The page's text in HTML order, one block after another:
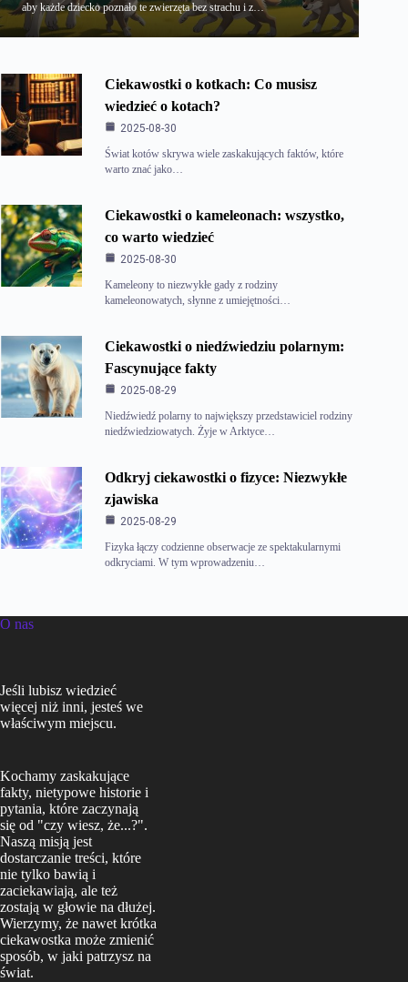
aby każde dziecko poznało te zwierzęta bez strachu i z…
Ciekawostki o kotkach: Co musisz
wiedzieć o kotach?
2025-08-30
Świat kotów skrywa wiele zaskakujących faktów, które
warto znać jako…
Ciekawostki o kameleonach: wszystko,
co warto wiedzieć
2025-08-30
Kameleony to niezwykłe gady z rodziny
kameleonowatych, słynne z umiejętności…
Ciekawostki o niedźwiedziu polarnym:
Fascynujące fakty
2025-08-29
Niedźwiedź polarny to największy przedstawiciel rodziny
niedźwiedziowatych. Żyje w Arktyce…
Odkryj ciekawostki o fizyce: Niezwykłe
zjawiska
2025-08-29
Fizyka łączy codzienne obserwacje ze spektakularnymi
odkryciami. W tym wprowadzeniu…
O nas
Jeśli lubisz wiedzieć
więcej niż inni, jesteś we
właściwym miejscu.
Kochamy zaskakujące
fakty, nietypowe historie i
pytania, które zaczynają
się od "czy wiesz, że...?".
Naszą misją jest
dostarczanie treści, które
nie tylko bawią i
zaciekawiają, ale też
zostają w głowie na dłużej.
Wierzymy, że nawet krótka
ciekawostka może zmienić
sposób, w jaki patrzysz na
świat.